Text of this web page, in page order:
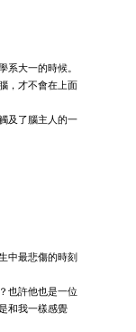
大一的時候。
，才不會在上面
及了腦主人的一
中最悲傷的時刻
也許他也是一位
和我一樣感覺